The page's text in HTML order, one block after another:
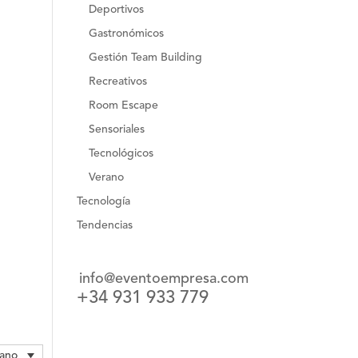
Deportivos
Gastronómicos
Gestión Team Building
Recreativos
Room Escape
Sensoriales
Tecnológicos
Verano
Tecnología
Tendencias
info@eventoempresa.com
+34 931 933 779